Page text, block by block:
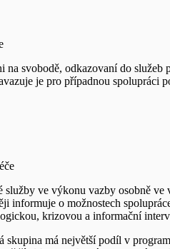
svobodě, odkazovaní do
je pro případnou spolupráci
ve výkonu vazby osobně
informuje o možnostech
krizovou a informační
má největší podíl v